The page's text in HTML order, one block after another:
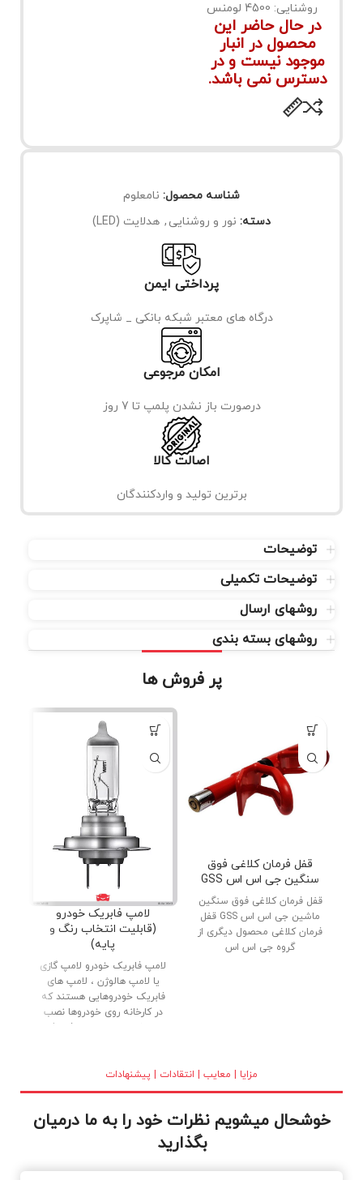
روشنایی: 4500 لومنس
در حال حاضر این
محصول در انبار
موجود نیست و در
دسترس نمی باشد.
شناسه محصول: نامعلوم
دسته: نور و روشنایی , هدلایت (LED)
پرداختی ایمن
درگاه های معتبر شبکه بانکی _ شاپرک
امکان مرجوعی
درصورت باز نشدن پلمپ تا 7 روز
اصالت کالا
برترین تولید و واردکنندگان
توضیحات
توضیحات تکمیلی
روشهای ارسال
روشهای بسته بندی
پر فروش ها
قفل فرمان کلاغی فوق
سنگین جی اس اس GSS
قفل فرمان کلاغی فوق سنگین
ماشین جی اس اس GSS قفل
فرمان کلاغی محصول دیگری از
گروه جی اس اس
لامپ فابریک خودرو
(قابلیت انتخاب رنگ و
پایه)
لامپ فابریک خودرو لامپ گازی
یا لامپ هالوژن ، لامپ های
فابریک خودروهایی هستند که
در کارخانه روی خودروها نصب
می شوند. لامپ های فابریک
بازار عرضه شده اند. نور خوب و
طول عمر بالا از دلایل استقبال
مزایا | معایب | انتقادات | پیشنهادات
خوشحال میشویم نظرات خود را به ما درمیان
بگذارید